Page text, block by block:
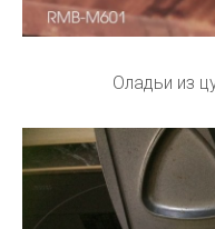
Оладьи из